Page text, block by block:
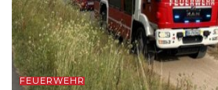
FEUERWEHR